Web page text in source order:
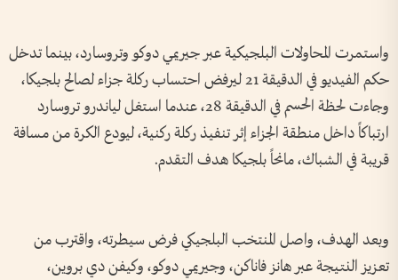
واستمرت المحاولات البلجيكية عبر جيريمي دوكو وتروسارد، بينما تدخل
حكم الفيديو في الدقيقة 21 ليرفض احتساب ركلة جزاء لصالح بلجيكا،
وجاءت لحظة الحسم في الدقيقة 28، عندما استغل لياندرو تروسارد
ارتباكاً داخل منطقة الجزاء إثر تنفيذ ركلة ركنية، ليودع الكرة من مسافة
قريبة في الشباك، مانحاً بلجيكا هدف التقدم.
وبعد الهدف، واصل المنتخب البلجيكي فرض سيطرته، واقترب من
تعزيز النتيجة عبر هانز فاناكن، وجيريمي دوكو، وكيفن دي بروين،